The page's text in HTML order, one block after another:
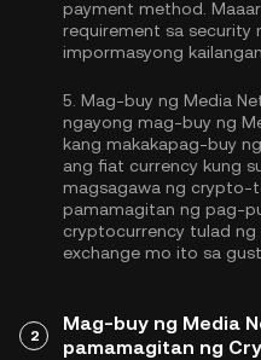
payment method.
requirement sa security
impormasyong
5. Mag-buy ng Media
ngayong mag-buy ng
kang makakapag-buy
ang fiat currency kung
magsagawa ng crypto-
pamamagitan ng pag-
cryptocurrency tulad ng
exchange mo ito sa
2
Mag-buy ng Media
pamamagitan ng